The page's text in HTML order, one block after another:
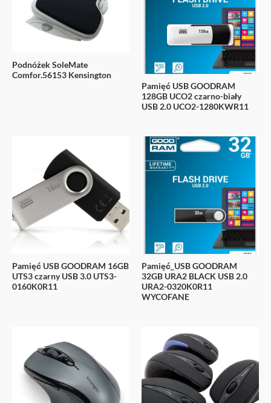
Podnóżek SoleMate
Comfor.56153 Kensington
Pamięć USB GOODRAM
128GB UCO2 czarno-biały
USB 2.0 UCO2-1280KWR11
Pamięć USB GOODRAM 16GB
UTS3 czarny USB 3.0 UTS3-
0160K0R11
Pamięć_USB GOODRAM
32GB URA2 BLACK USB 2.0
URA2-0320K0R11
WYCOFANE